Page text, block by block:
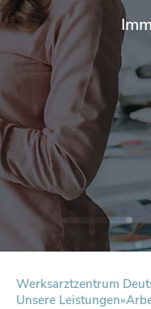
Werksarztzentrum
Unsere Leistungen